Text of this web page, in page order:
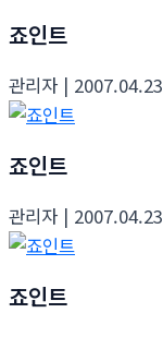
죠인트
관리자 | 2007.04.23
죠인트
관리자 | 2007.04.23
죠인트